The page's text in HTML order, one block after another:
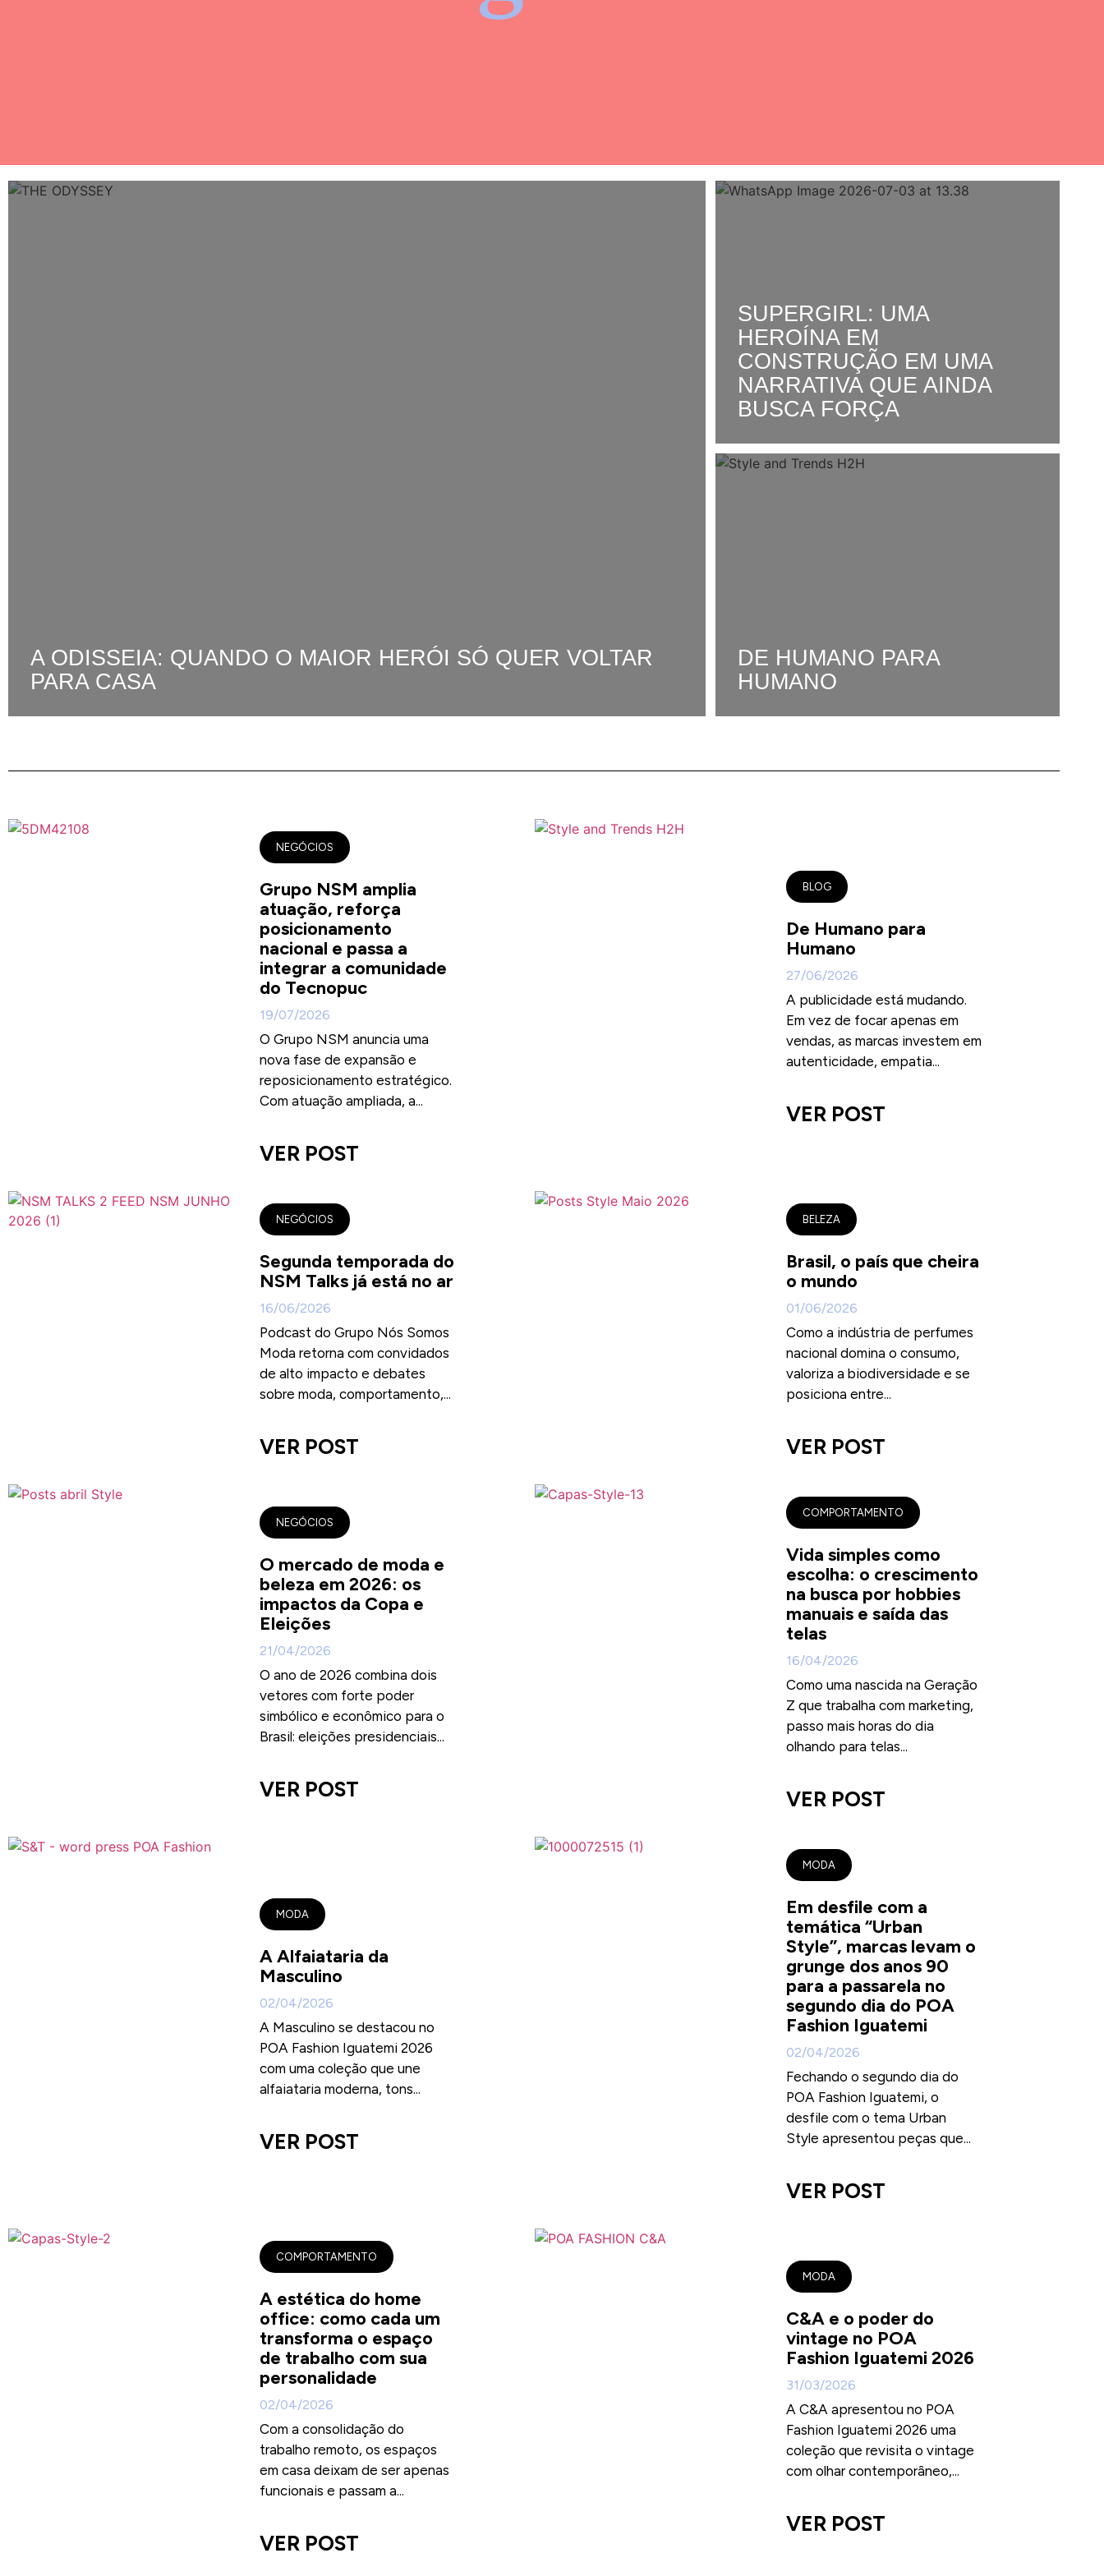
A ODISSEIA: QUANDO O MAIOR HERÓI SÓ QUER VOLTAR
PARA CASA
SUPERGIRL: UMA
HEROÍNA EM
CONSTRUÇÃO EM UMA
NARRATIVA QUE AINDA
BUSCA FORÇA
DE HUMANO PARA
HUMANO
NEGÓCIOS
Grupo NSM amplia
atuação, reforça
posicionamento
nacional e passa a
integrar a comunidade
do Tecnopuc
19/07/2026
O Grupo NSM anuncia uma
nova fase de expansão e
reposicionamento estratégico.
Com atuação ampliada, a...
VER POST
BLOG
De Humano para
Humano
27/06/2026
A publicidade está mudando.
Em vez de focar apenas em
vendas, as marcas investem em
autenticidade, empatia...
VER POST
NEGÓCIOS
Segunda temporada do
NSM Talks já está no ar
16/06/2026
Podcast do Grupo Nós Somos
Moda retorna com convidados
de alto impacto e debates
sobre moda, comportamento,...
VER POST
BELEZA
Brasil, o país que cheira
o mundo
01/06/2026
Como a indústria de perfumes
nacional domina o consumo,
valoriza a biodiversidade e se
posiciona entre...
VER POST
NEGÓCIOS
O mercado de moda e
beleza em 2026: os
impactos da Copa e
Eleições
21/04/2026
O ano de 2026 combina dois
vetores com forte poder
simbólico e econômico para o
Brasil: eleições presidenciais...
VER POST
COMPORTAMENTO
Vida simples como
escolha: o crescimento
na busca por hobbies
manuais e saída das
telas
16/04/2026
Como uma nascida na Geração
Z que trabalha com marketing,
passo mais horas do dia
olhando para telas...
VER POST
MODA
A Alfaiataria da
Masculino
02/04/2026
A Masculino se destacou no
POA Fashion Iguatemi 2026
com uma coleção que une
alfaiataria moderna, tons...
VER POST
MODA
Em desfile com a
temática “Urban
Style”, marcas levam o
grunge dos anos 90
para a passarela no
segundo dia do POA
Fashion Iguatemi
02/04/2026
Fechando o segundo dia do
POA Fashion Iguatemi, o
desfile com o tema Urban
Style apresentou peças que...
VER POST
COMPORTAMENTO
A estética do home
office: como cada um
transforma o espaço
de trabalho com sua
personalidade
02/04/2026
Com a consolidação do
trabalho remoto, os espaços
em casa deixam de ser apenas
funcionais e passam a...
VER POST
MODA
C&A e o poder do
vintage no POA
Fashion Iguatemi 2026
31/03/2026
A C&A apresentou no POA
Fashion Iguatemi 2026 uma
coleção que revisita o vintage
com olhar contemporâneo,...
VER POST